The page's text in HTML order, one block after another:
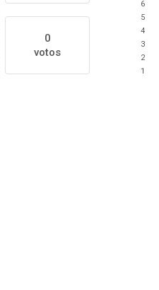
0
votos
6
5
4
3
2
1